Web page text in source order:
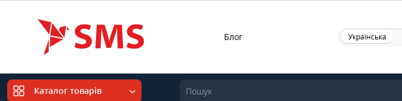
Блог Українська
Каталог товарів